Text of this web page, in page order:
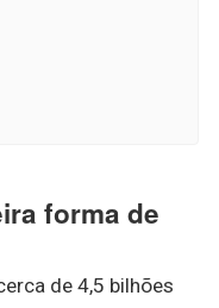
forma de
de 4,5 bilhões